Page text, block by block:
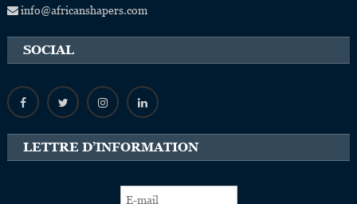
info@africanshapers.com
SOCIAL
LETTRE D’INFORMATION